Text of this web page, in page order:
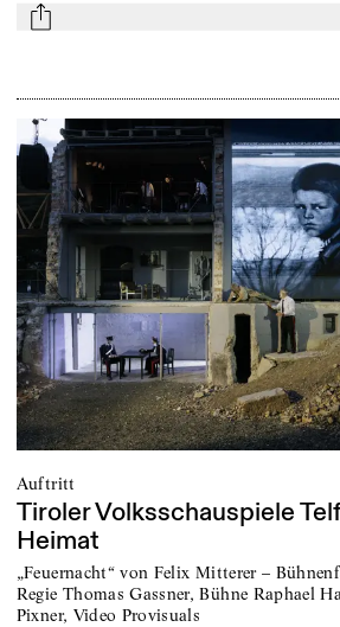
mail
Auftritt
Tiroler Volksschauspiele
Heimat
„Feuernacht“ von Felix Mitterer –
Regie Thomas Gassner, Bühne Raphael
Pixner, Video Provisuals